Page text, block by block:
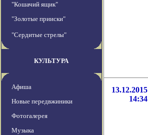
"Кошачий ящик"
"Золотые прииски"
"Сердитые стрелы"
КУЛЬТУРА
Афиша
Новые передвжиники
Фотогалерея
Музыка
13.12.2015
14:34